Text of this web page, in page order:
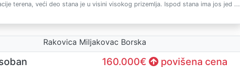
terena, veći deo stana je u visini visokog prizemlja. Ispod stana ima jos jed ...
Rakovica Miljakovac Borska
160.000€ povišena cena